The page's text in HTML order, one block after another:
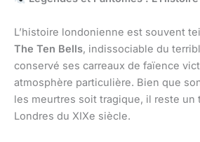
L’histoire londonienne est souvent
The Ten Bells, indissociable du
conservé ses carreaux de faïence
atmosphère particulière. Bien que
les meurtres soit tragique, il reste un
Londres du XIXe siècle.